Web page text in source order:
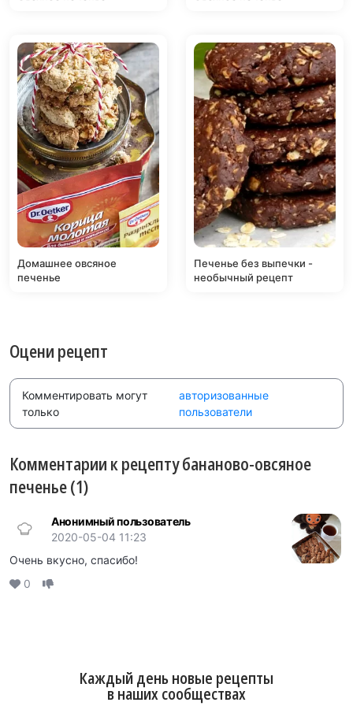
Домашнее овсяное
печенье
Печенье без выпечки -
необычный рецепт
Оцени рецепт
Комментировать могут
только
авторизованные
пользователи
Комментарии к рецепту бананово-овсяное
печенье (1)
Анонимный пользователь
2020-05-04 11:23
Очень вкусно, спасибо!
0
Каждый день новые рецепты
в наших сообществах